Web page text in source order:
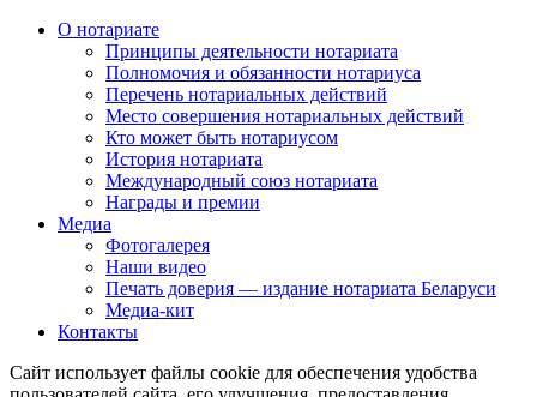
О нотариате
Принципы деятельности нотариата
Полномочия и обязанности нотариуса
Перечень нотариальных действий
Место совершения нотариальных действий
Кто может быть нотариусом
История нотариата
Международный союз нотариата
Награды и премии
Медиа
Фотогалерея
Наши видео
Печать доверия — издание нотариата Беларуси
Медиа-кит
Контакты
Сайт использует файлы cookie для обеспечения удобства